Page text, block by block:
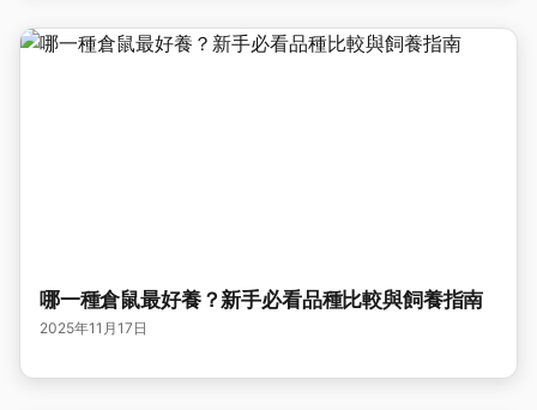
哪一種倉鼠最好養？新手必看品種比較與飼養指南
2025年11月17日